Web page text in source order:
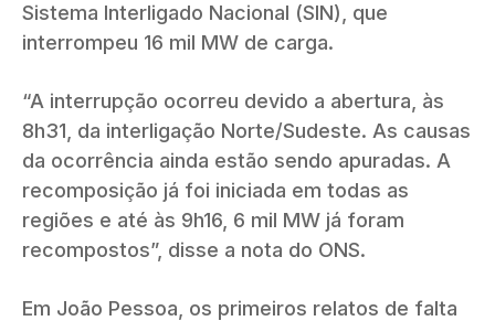
Sistema Interligado Nacional (SIN), que
interrompeu 16 mil MW de carga.
“A interrupção ocorreu devido a abertura, às
8h31, da interligação Norte/Sudeste. As causas
da ocorrência ainda estão sendo apuradas. A
recomposição já foi iniciada em todas as
regiões e até às 9h16, 6 mil MW já foram
recompostos”, disse a nota do ONS.
Em João Pessoa, os primeiros relatos de falta